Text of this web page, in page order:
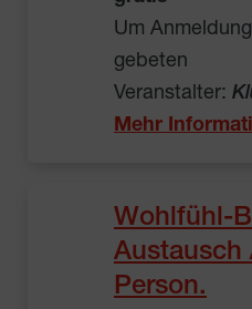
Um
gebeten
Veranstalter:
Mehr
Wohlfühl-
Austausch
Person.